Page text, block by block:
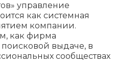
управление
как системная
компании.
как фирма
поисковой выдаче, в
сообществах